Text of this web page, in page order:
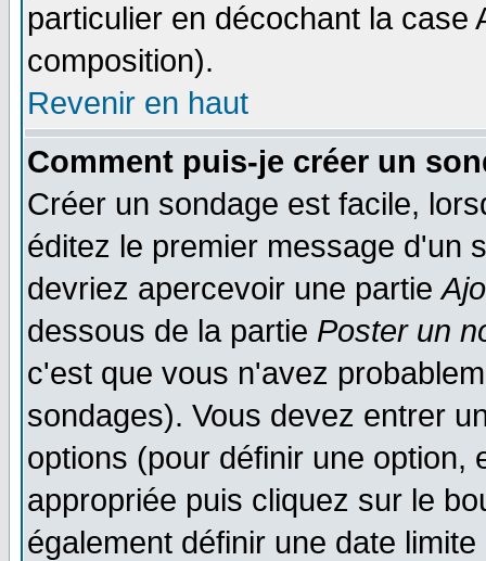
particulier en décochant la
composition).
Revenir en haut
Comment puis-je créer un
Créer un sondage est facile,
éditez le premier message d'un
devriez apercevoir une partie
dessous de la partie Poster un
c'est que vous n'avez
sondages). Vous devez entrer
options (pour définir une option,
appropriée puis cliquez sur le
également définir une date